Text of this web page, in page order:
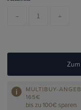
- +
MULTIBUY-
165€
bis zu 100€ sparen